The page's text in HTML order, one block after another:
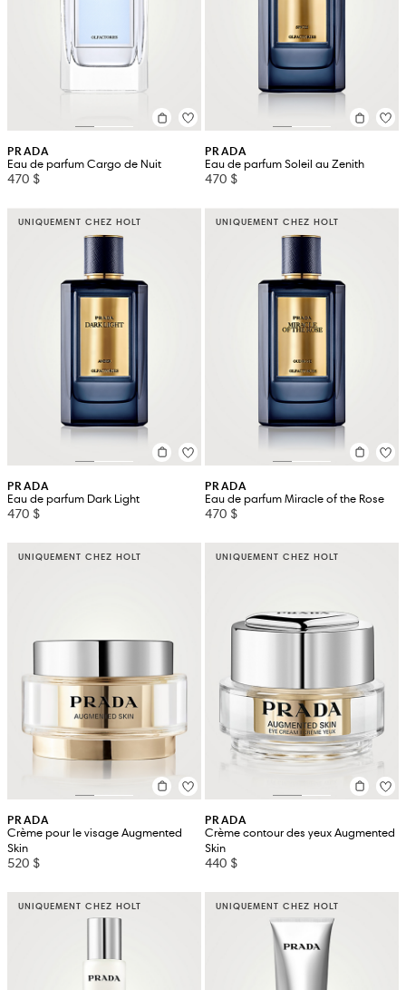
PRADA
Eau de parfum Cargo de Nuit
470 $
PRADA
Eau de parfum Soleil au Zenith
470 $
UNIQUEMENT CHEZ HOLT
PRADA
Eau de parfum Dark Light
470 $
UNIQUEMENT CHEZ HOLT
PRADA
Eau de parfum Miracle of the Rose
470 $
UNIQUEMENT CHEZ HOLT
PRADA
Crème pour le visage Augmented
Skin
520 $
UNIQUEMENT CHEZ HOLT
PRADA
Crème contour des yeux Augmented
Skin
440 $
UNIQUEMENT CHEZ HOLT UNIQUEMENT CHEZ HOLT